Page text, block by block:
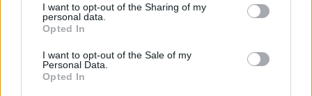
I want to opt-out of the Sharing of my
personal data.
Opted In
I want to opt-out of the Sale of my
Personal Data.
Opted In